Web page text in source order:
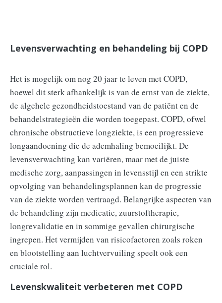
Levensverwachting en behandeling bij COPD
Het is mogelijk om nog 20 jaar te leven met COPD,
hoewel dit sterk afhankelijk is van de ernst van de ziekte,
de algehele gezondheidstoestand van de patiënt en de
behandelstrategieën die worden toegepast. COPD, ofwel
chronische obstructieve longziekte, is een progressieve
longaandoening die de ademhaling bemoeilijkt. De
levensverwachting kan variëren, maar met de juiste
medische zorg, aanpassingen in levensstijl en een strikte
opvolging van behandelingsplannen kan de progressie
van de ziekte worden vertraagd. Belangrijke aspecten van
de behandeling zijn medicatie, zuurstoftherapie,
longrevalidatie en in sommige gevallen chirurgische
ingrepen. Het vermijden van risicofactoren zoals roken
en blootstelling aan luchtvervuiling speelt ook een
cruciale rol.
Levenskwaliteit verbeteren met COPD